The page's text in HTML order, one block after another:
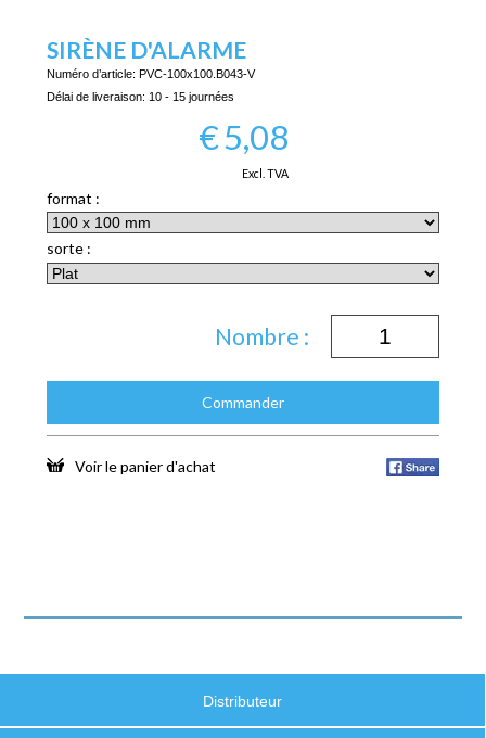
SIRÈNE D'ALARME
Numéro d’article: PVC-100x100.B043-V
Délai de liveraison: 10 - 15 journées
€5,08
Excl. TVA
format :
sorte :
Nombre :
Commander
Voir le panier d'achat
Distributeur